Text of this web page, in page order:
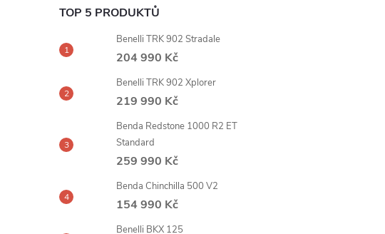
TOP 5 PRODUKTŮ
Benelli TRK 902 Stradale
204 990 Kč
Benelli TRK 902 Xplorer
219 990 Kč
Benda Redstone 1000 R2 ET
Standard
259 990 Kč
Benda Chinchilla 500 V2
154 990 Kč
Benelli BKX 125